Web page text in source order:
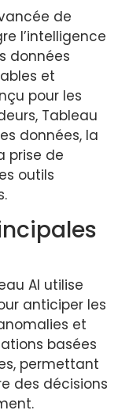
de
l’intelligence
données
et
pour les
Tableau
données, la
prise de
outils
AI utilise
anticiper les
et
basées
permettant
des décisions